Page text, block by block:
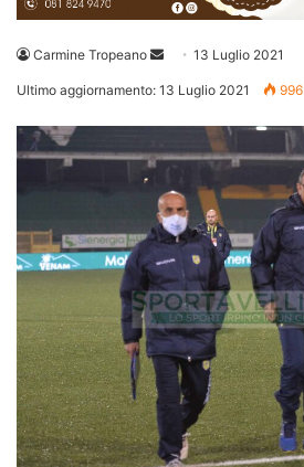
Carmine Tropeano
Invia 13 Luglio 2021
Ultimo aggiornamento: 13 Luglio 2021 996